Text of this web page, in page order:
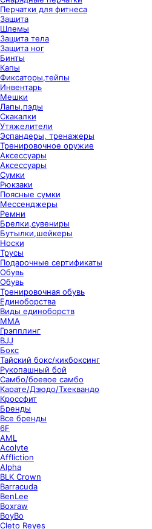
Перчатки для фитнеса
Защита
Шлемы
Защита тела
Защита ног
Бинты
Капы
Фиксаторы,тейпы
Инвентарь
Мешки
Лапы,пэды
Скакалки
Утяжелители
Эспандеры, тренажеры
Тренировочное оружие
Аксессуары
Аксессуары
Сумки
Рюкзаки
Поясные сумки
Мессенджеры
Ремни
Брелки,сувениры
Бутылки,шейкеры
Носки
Трусы
Подарочные сертификаты
Обувь
Обувь
Тренировочная обувь
Единоборства
Виды единоборств
ММА
Грэпплинг
BJJ
Бокс
Тайский бокс/кикбоксинг
Рукопашный бой
Самбо/боевое самбо
Карате/Дзюдо/Тхеквандо
Кроссфит
Бренды
Все бренды
6F
AML
Acolyte
Affliction
Alpha
BLK Crown
Barracuda
BenLee
Boxraw
BoyBo
Cleto Reyes